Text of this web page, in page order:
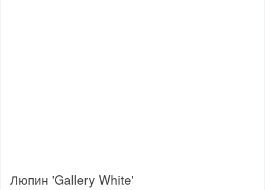
Люпин 'Gallery White'